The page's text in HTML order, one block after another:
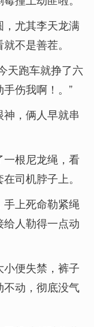
尤其李天龙满
不是善茬。
天跑车就挣了六
伤我啊！。”
，俩人早就串
根尼龙绳，看
司机脖子上。
上死命勒紧绳
人勒得一点动
便失禁，裤子
不动，彻底没气